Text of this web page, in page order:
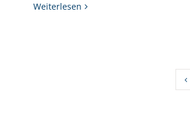
Weiterlesen